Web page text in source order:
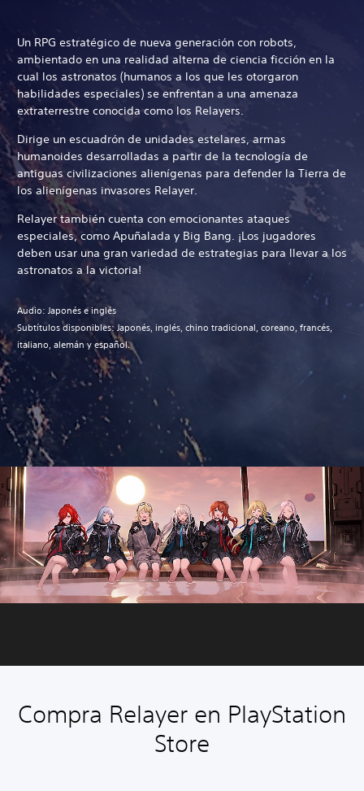
Un RPG estratégico de nueva generación con robots,
ambientado en una realidad alterna de ciencia ficción en la
cual los astronatos (humanos a los que les otorgaron
habilidades especiales) se enfrentan a una amenaza
extraterrestre conocida como los Relayers.
Dirige un escuadrón de unidades estelares, armas
humanoides desarrolladas a partir de la tecnología de
antiguas civilizaciones alienígenas para defender la Tierra de
los alienígenas invasores Relayer.
Relayer también cuenta con emocionantes ataques
especiales, como Apuñalada y Big Bang. ¡Los jugadores
deben usar una gran variedad de estrategias para llevar a los
astronatos a la victoria!
Audio: Japonés e inglés
Subtítulos disponibles: Japonés, inglés, chino tradicional, coreano, francés,
italiano, alemán y español.
Compra Relayer en PlayStation
Store